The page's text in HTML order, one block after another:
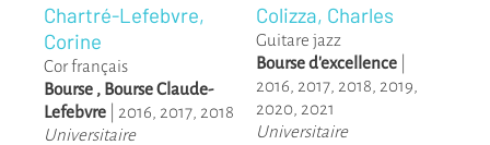
Chartré-Lefebvre,
Corine
Cor français
Bourse , Bourse Claude-
Lefebvre
2016 2017 2018
Universitaire
Colizza, Charles
Guitare jazz
Bourse d'excellence
2016 2017 2018 2019
2020 2021
Universitaire